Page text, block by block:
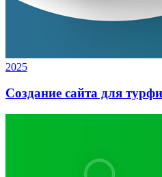
2025
Создание сайта для